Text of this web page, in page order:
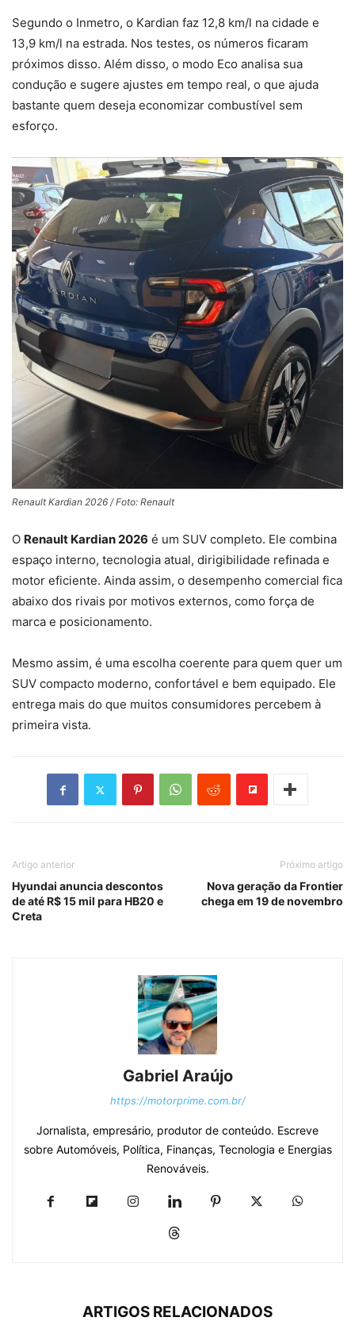
Segundo o Inmetro, o Kardian faz 12,8 km/l na cidade e
13,9 km/l na estrada. Nos testes, os números ficaram
próximos disso. Além disso, o modo Eco analisa sua
condução e sugere ajustes em tempo real, o que ajuda
bastante quem deseja economizar combustível sem
esforço.
Renault Kardian 2026 / Foto: Renault
O Renault Kardian 2026 é um SUV completo. Ele combina
espaço interno, tecnologia atual, dirigibilidade refinada e
motor eficiente. Ainda assim, o desempenho comercial fica
abaixo dos rivais por motivos externos, como força de
marca e posicionamento.
Mesmo assim, é uma escolha coerente para quem quer um
SUV compacto moderno, confortável e bem equipado. Ele
entrega mais do que muitos consumidores percebem à
primeira vista.
Artigo anterior
Hyundai anuncia descontos
de até R$ 15 mil para HB20 e
Creta
Próximo artigo
Nova geração da Frontier
chega em 19 de novembro
Gabriel Araújo
https://motorprime.com.br/
Jornalista, empresário, produtor de conteúdo. Escreve
sobre Automóveis, Política, Finanças, Tecnologia e Energias
Renováveis.
ARTIGOS RELACIONADOS